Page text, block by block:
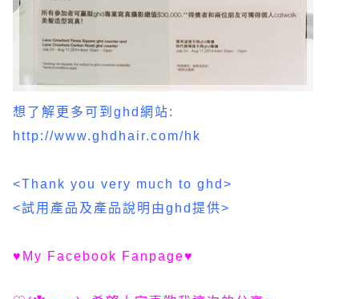
想了解更多可到ghd網站:
http://www.ghdhair.com/hk
<Thank you very much to ghd>
<試用產品及產品說明由ghd提供>
♥ My Facebook Fanpage♥